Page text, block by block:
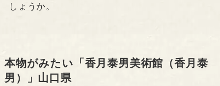
しょうか。
本物がみたい「香月泰男美術館（香月泰
男）」山口県